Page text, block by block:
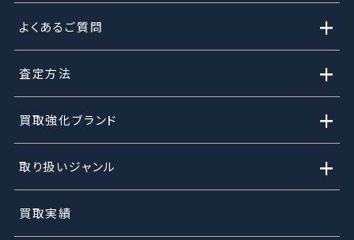
よくあるご質問 +
査定方法 +
買取強化ブランド +
取り扱いジャンル +
買取実績